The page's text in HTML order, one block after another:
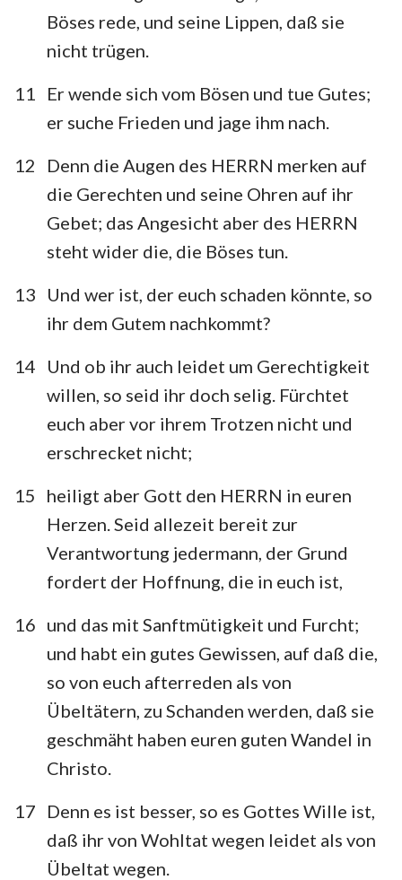
1 2 3 4 5
Böses rede, und seine Lippen, daß sie
nicht trügen.
11
Er wende sich vom Bösen und tue Gutes;
er suche Frieden und jage ihm nach.
12
Denn die Augen des HERRN merken auf
die Gerechten und seine Ohren auf ihr
Gebet; das Angesicht aber des HERRN
steht wider die, die Böses tun.
13
Und wer ist, der euch schaden könnte, so
ihr dem Gutem nachkommt?
14
Und ob ihr auch leidet um Gerechtigkeit
willen, so seid ihr doch selig. Fürchtet
euch aber vor ihrem Trotzen nicht und
erschrecket nicht;
15
heiligt aber Gott den HERRN in euren
Herzen. Seid allezeit bereit zur
Verantwortung jedermann, der Grund
fordert der Hoffnung, die in euch ist,
16 und das mit Sanftmütigkeit und Furcht;
und habt ein gutes Gewissen, auf daß die,
so von euch afterreden als von
Übeltätern, zu Schanden werden, daß sie
geschmäht haben euren guten Wandel in
Christo.
17
Denn es ist besser, so es Gottes Wille ist,
daß ihr von Wohltat wegen leidet als von
Übeltat wegen.